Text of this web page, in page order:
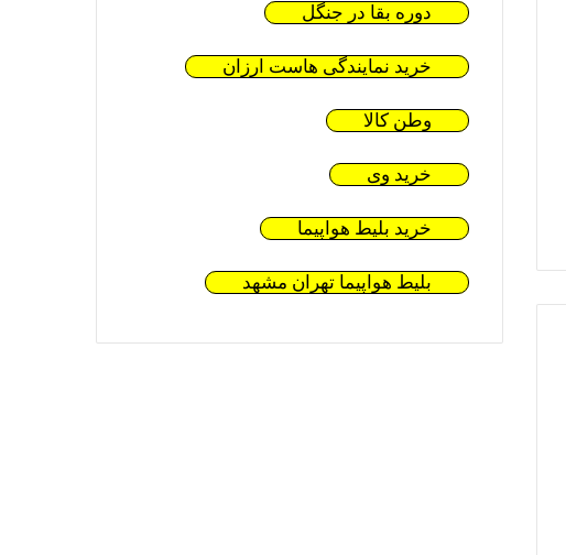
دوره بقا در جنگل
خرید نمایندگی هاست ارزان
وطن کالا
خرید وی
خرید بلیط هواپیما
بلیط هواپیما تهران مشهد